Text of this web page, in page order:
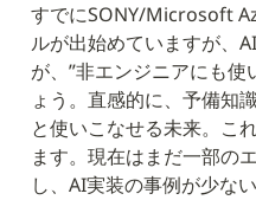
すでにSONY/Microsoft
ルが出始めていますが、
が、”非エンジニアにも使
ょう。直感的に、予備知
と使いこなせる未来。こ
ます。現在はまだ一部の
し、AI実装の事例が少ない